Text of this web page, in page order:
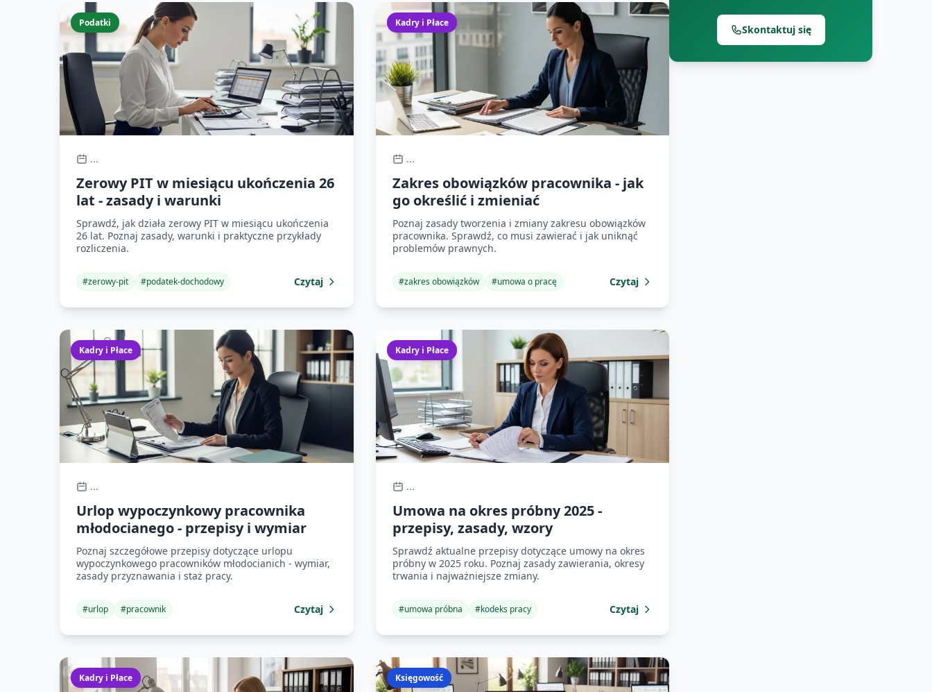
Podatki
...
Zerowy PIT w miesiącu ukończenia 26
lat - zasady i warunki
Sprawdź, jak działa zerowy PIT w miesiącu ukończenia
26 lat. Poznaj zasady, warunki i praktyczne przykłady
rozliczenia.
#zerowy-pit #podatek-dochodowy Czytaj
Kadry i Płace
...
Zakres obowiązków pracownika - jak
go określić i zmieniać
Poznaj zasady tworzenia i zmiany zakresu obowiązków
pracownika. Sprawdź, co musi zawierać i jak uniknąć
problemów prawnych.
#zakres obowiązków #umowa o pracę Czytaj
Kadry i Płace
...
Urlop wypoczynkowy pracownika
młodocianego - przepisy i wymiar
Poznaj szczegółowe przepisy dotyczące urlopu
wypoczynkowego pracowników młodocianich - wymiar,
zasady przyznawania i staż pracy.
#urlop #pracownik Czytaj
Kadry i Płace
...
Umowa na okres próbny 2025 -
przepisy, zasady, wzory
Sprawdź aktualne przepisy dotyczące umowy na okres
próbny w 2025 roku. Poznaj zasady zawierania, okresy
trwania i najważniejsze zmiany.
#umowa próbna #kodeks pracy Czytaj
Kadry i Płace Księgowość
Skontaktuj się